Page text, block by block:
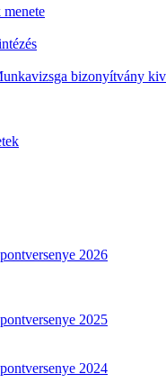
bizonyítvány
2026
2025
2024